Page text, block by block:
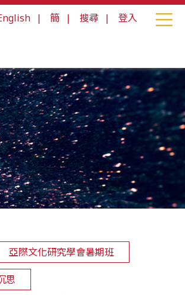
| 簡 | 搜尋 | 登入
亞際文化研究學會暑期班
思